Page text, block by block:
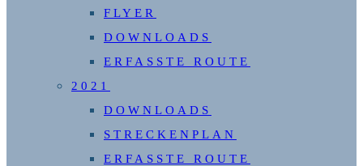
FLYER
DOWNLOADS
ERFASSTE ROUTE
2021
DOWNLOADS
STRECKENPLAN
ERFASSTE ROUTE